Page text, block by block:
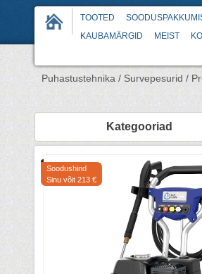
TOOTED
KAUBAMÄRGID
MEIST
Puhastustehnika / Survepesurid /
Kategooriad
Soodushind
Sinu võit 213 €